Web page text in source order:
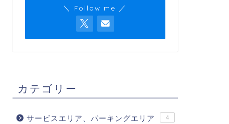
＼ Follow me ／
カテゴリー
サービスエリア、パーキングエリア 4